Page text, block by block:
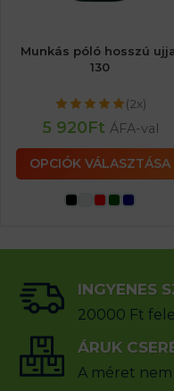
Munkás póló hosszú
130
(2x)
5 920Ft ÁFA-val
OPCIÓK VÁLASZTÁSA
INGYENES
20000 Ft
ÁRUK
A méret